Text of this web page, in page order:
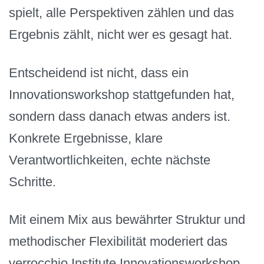
spielt, alle Perspektiven zählen und das
Ergebnis zählt, nicht wer es gesagt hat.
Entscheidend ist nicht, dass ein
Innovationsworkshop stattgefunden hat,
sondern dass danach etwas anders ist.
Konkrete Ergebnisse, klare
Verantwortlichkeiten, echte nächste
Schritte.
Mit einem Mix aus bewährter Struktur und
methodischer Flexibilität moderiert das